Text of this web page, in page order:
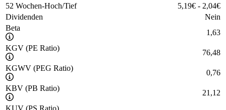
52 Wochen-Hoch/Tief
5,19€ - 2,04€
Dividenden
Nein
Beta
1,63
KGV (PE Ratio)
76,48
KGWV (PEG Ratio)
0,76
KBV (PB Ratio)
21,12